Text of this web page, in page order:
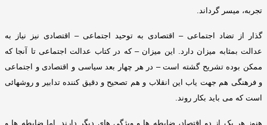
تجربه، میسر گرداند
گذار از تضاد اجتماعی – اقتصادی به توحید اجتماعی – اقتصادی نیز نیاز به
عدالت بمثابه میزان دارد
این میزان – که در کتاب عدالت اجتماعی تا آنجا که
ممکن بوده تشریح گشته است – در هر چهار بعد سیاسی و اقتصادی و اجتماعی
و فرهنگی هم جهت یاب این انقلاب و هم تصحیح و دقیق کننده تدابیر و روشهائی
است که می باید بکار روند
هنوز هر یک از دو اقتصاد، ضابطه ها و ویژگی های دیگر دارند
اما ضابطه ها و